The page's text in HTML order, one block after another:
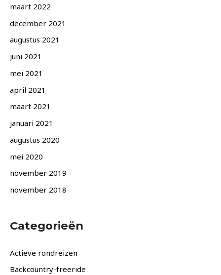
maart 2022
december 2021
augustus 2021
juni 2021
mei 2021
april 2021
maart 2021
januari 2021
augustus 2020
mei 2020
november 2019
november 2018
Categorieën
Actieve rondreizen
Backcountry-freeride